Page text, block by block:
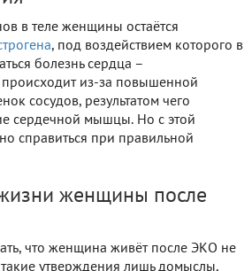
в теле женщины остаётся
, под воздействием которого в
болезнь сердца –
из-за повышенной
сосудов, результатом чего
сердечной мышцы. Но с этой
справиться при правильной
женщины после
что женщина живёт после ЭКО не
утверждения лишь домыслы,